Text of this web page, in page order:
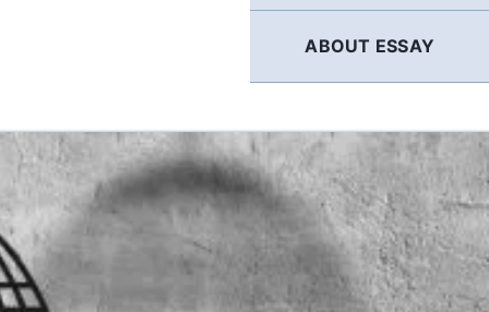
ABOUT ESSAY